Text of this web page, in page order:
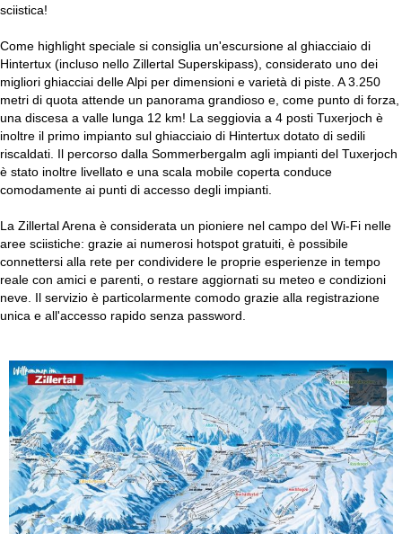
sciistica!
Come highlight speciale si consiglia un'escursione al ghiacciaio di
Hintertux (incluso nello Zillertal Superskipass), considerato uno dei
migliori ghiacciai delle Alpi per dimensioni e varietà di piste. A 3.250
metri di quota attende un panorama grandioso e, come punto di forza,
una discesa a valle lunga 12 km! La seggiovia a 4 posti Tuxerjoch è
inoltre il primo impianto sul ghiacciaio di Hintertux dotato di sedili
riscaldati. Il percorso dalla Sommerbergalm agli impianti del Tuxerjoch
è stato inoltre livellato e una scala mobile coperta conduce
comodamente ai punti di accesso degli impianti.
La Zillertal Arena è considerata un pioniere nel campo del Wi-Fi nelle
aree sciistiche: grazie ai numerosi hotspot gratuiti, è possibile
connettersi alla rete per condividere le proprie esperienze in tempo
reale con amici e parenti, o restare aggiornati su meteo e condizioni
neve. Il servizio è particolarmente comodo grazie alla registrazione
unica e all'accesso rapido senza password.